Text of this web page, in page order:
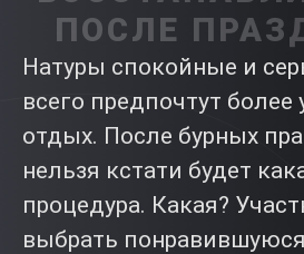
ПОСЛЕ
Натуры спокойные и
всего предпочтут
отдых. После бурных
нельзя кстати будет
процедура. Какая?
выбрать